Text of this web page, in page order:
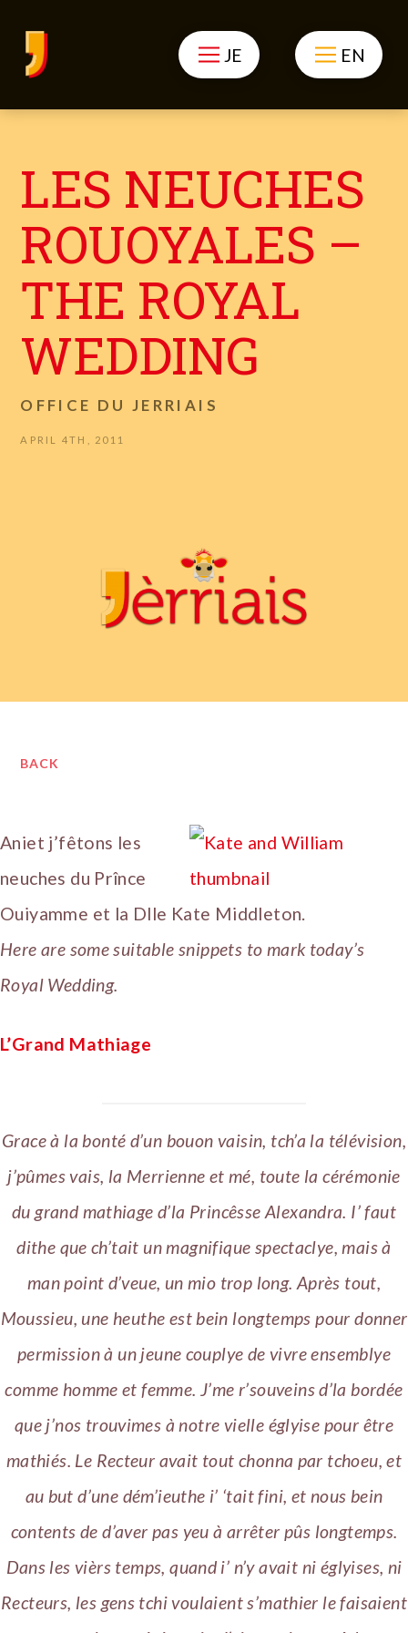
JE EN
LES NEUCHES
ROUOYALES –
THE ROYAL
WEDDING
OFFICE DU JERRIAIS
APRIL 4TH, 2011
BACK
Aniet j’fêtons les
neuches du Prînce
Ouiyamme et la Dlle Kate Middleton.
Here are some suitable snippets to mark today’s
Royal Wedding.
L’Grand Mathiage
Grace à la bonté d’un bouon vaisin, tch’a la télévision,
j’pûmes vais, la Merrienne et mé, toute la cérémonie
du grand mathiage d’la Princêsse Alexandra. I’ faut
dithe que ch’tait un magnifique spectaclye, mais à
man point d’veue, un mio trop long. Après tout,
Moussieu, une heuthe est bein longtemps pour donner
permission à un jeune couplye de vivre ensemblye
comme homme et femme. J’me r’souveins d’la bordée
que j’nos trouvimes à notre vielle églyise pour être
mathiés. Le Recteur avait tout chonna par tchoeu, et
au but d’une dém’ieuthe i’ ‘tait fini, et nous bein
contents de d’aver pas yeu à arrêter pûs longtemps.
Dans les vièrs temps, quand i’ n’y avait ni églyises, ni
Recteurs, les gens tchi voulaient s’mathier le faisaient